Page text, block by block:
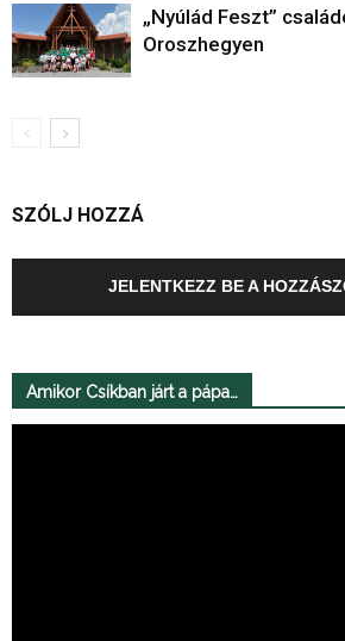
„Nyúlád Feszt”
Oroszhegyen
SZÓLJ HOZZÁ
JELENTKEZZ BE A
Amikor Csíkban járt a pápa…